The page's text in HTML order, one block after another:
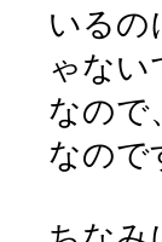
いるの
ゃない
なので
なので